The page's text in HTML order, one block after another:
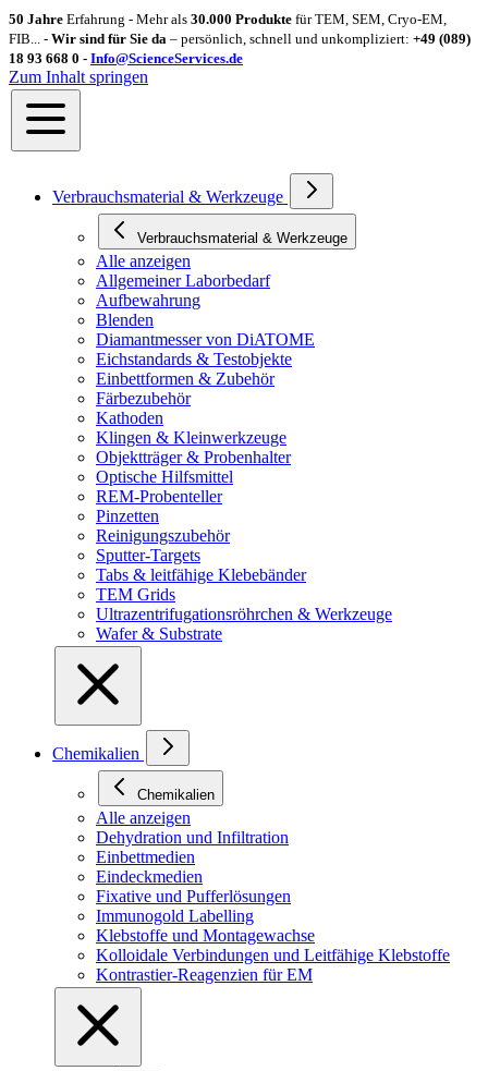
50 Jahre Erfahrung - Mehr als 30.000 Produkte für TEM, SEM, Cryo-EM,
FIB... - Wir sind für Sie da – persönlich, schnell und unkompliziert: +49 (089)
18 93 668 0 - Info@ScienceServices.de
Zum Inhalt springen
Verbrauchsmaterial & Werkzeuge
Verbrauchsmaterial & Werkzeuge
Alle anzeigen
Allgemeiner Laborbedarf
Aufbewahrung
Blenden
Diamantmesser von DiATOME
Eichstandards & Testobjekte
Einbettformen & Zubehör
Färbezubehör
Kathoden
Klingen & Kleinwerkzeuge
Objektträger & Probenhalter
Optische Hilfsmittel
REM-Probenteller
Pinzetten
Reinigungszubehör
Sputter-Targets
Tabs & leitfähige Klebebänder
TEM Grids
Ultrazentrifugationsröhrchen & Werkzeuge
Wafer & Substrate
Chemikalien
Chemikalien
Alle anzeigen
Dehydration und Infiltration
Einbettmedien
Eindeckmedien
Fixative und Pufferlösungen
Immunogold Labelling
Klebstoffe und Montagewachse
Kolloidale Verbindungen und Leitfähige Klebstoffe
Kontrastier-Reagenzien für EM